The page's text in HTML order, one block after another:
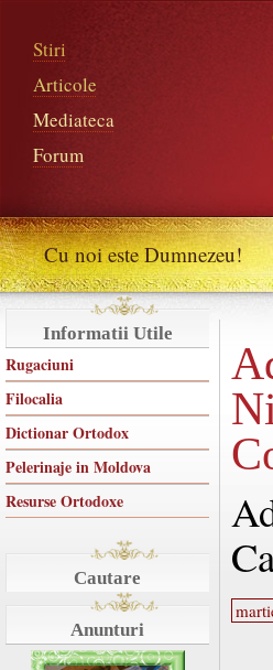
Stiri
Articole
Mediateca
Forum
Cu noi este Dumnezeu!
Informatii Utile
Rugaciuni
Filocalia
Dictionar Ortodox
Pelerinaje in Moldova
Resurse Ortodoxe
Cautare
Anunturi